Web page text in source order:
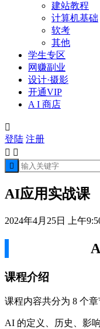
建站教程
计算机基础
软考
其他
学生专区
网赚副业
设计·摄影
开通VIP
A I 商店

登陆 注册
 

AI应用实战课
2024年4月25日 上午
课程介绍
课程内容共分为 8 个章
AI 的定义、历史、影